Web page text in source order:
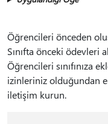
Öğrencileri önceden
Sınıfta önceki ödevleri
Öğrencileri sınıfınıza
izinleriniz olduğundan
iletişim kurun.